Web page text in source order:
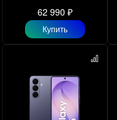
62 990 ₽
Купить